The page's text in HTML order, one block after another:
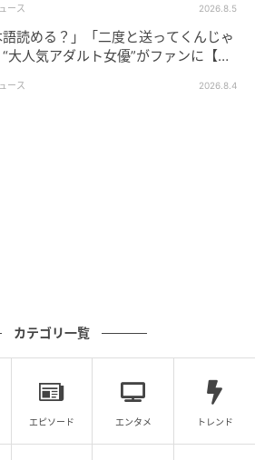
なリズムですかね」と妙に納得
包まれました。
なアプローチを始めたのです。
時代にシビれた名曲『Anarchy
ロがガーンと鳴り響いたといい
、パンクなんだ！」と少年のよ
ース 2026.8.5
語読める？」「二度と送ってくんじゃ
大人気アダルト女優”がファンに【ブ
ース 2026.8.4
カテゴリ一覧
エピソード エンタメ トレンド